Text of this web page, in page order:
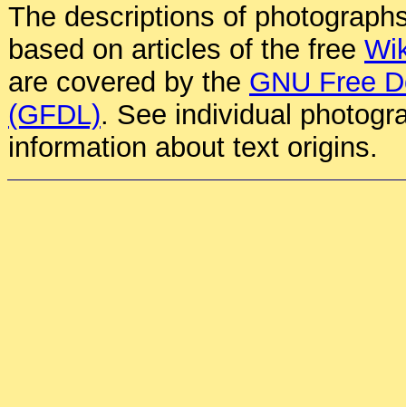
The descriptions of
based on articles of the free
are covered by the GNU Free
(GFDL). See individual
information about text origins.